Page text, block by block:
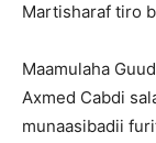
Martisharaf tiro
Maamulaha
Axmed Cabdi
munaasibadii